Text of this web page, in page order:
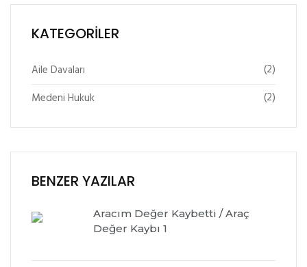
KATEGORILER
Aile Davaları
(2)
Medeni Hukuk
(2)
BENZER YAZILAR
Aracım Değer Kaybetti / Araç
Değer Kaybı 1